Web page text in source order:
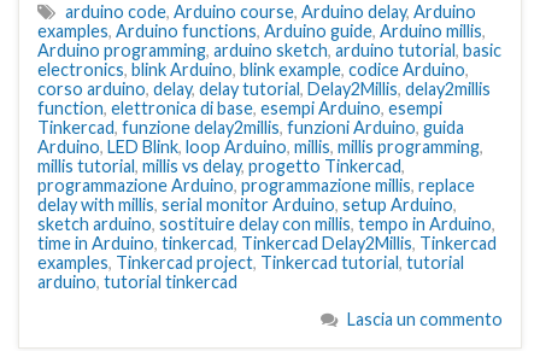
arduino code, Arduino course, Arduino delay, Arduino
examples, Arduino functions, Arduino guide, Arduino millis,
Arduino programming, arduino sketch, arduino tutorial, basic
electronics, blink Arduino, blink example, codice Arduino,
corso arduino, delay, delay tutorial, Delay2Millis, delay2millis
function, elettronica di base, esempi Arduino, esempi
Tinkercad, funzione delay2millis, funzioni Arduino, guida
Arduino, LED Blink, loop Arduino, millis, millis programming,
millis tutorial, millis vs delay, progetto Tinkercad,
programmazione Arduino, programmazione millis, replace
delay with millis, serial monitor Arduino, setup Arduino,
sketch arduino, sostituire delay con millis, tempo in Arduino,
time in Arduino, tinkercad, Tinkercad Delay2Millis, Tinkercad
examples, Tinkercad project, Tinkercad tutorial, tutorial
arduino, tutorial tinkercad
Lascia un commento